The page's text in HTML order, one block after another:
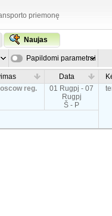
priemonę
Naujas
Papildomi parametrai
Data
reg.
01 Rugpj - 07
Rugpj
Š - P